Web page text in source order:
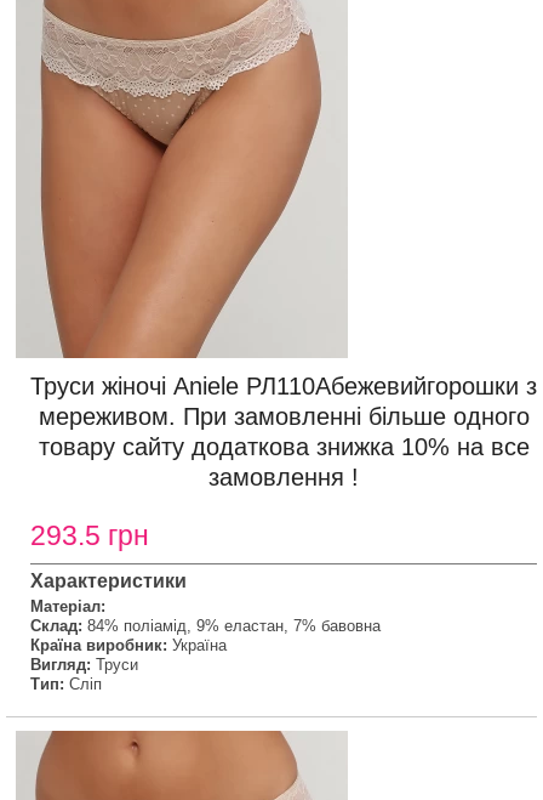
Труси жіночі Aniele РЛ110Абежевийгорошки з
мереживом. При замовленні більше одного
товару сайту додаткова знижка 10% на все
замовлення !
293.5 грн
Характеристики
Матеріал:
Склад: 84% поліамід, 9% еластан, 7% бавовна
Країна виробник: Україна
Вигляд: Труси
Тип: Сліп